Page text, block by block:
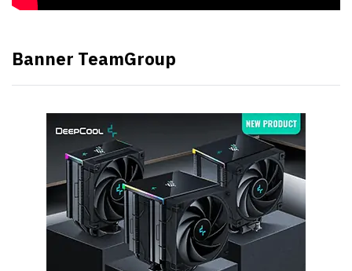
Banner TeamGroup